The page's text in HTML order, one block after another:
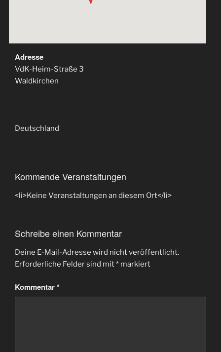
Adresse
VdK-Heim-Straße 3
Waldkirchen
Deutschland
Kommende Veranstaltungen
<li>Keine Veranstaltungen an diesem Ort</li>
Schreibe einen Kommentar
Deine E-Mail-Adresse wird nicht veröffentlicht.
Erforderliche Felder sind mit* markiert
Kommentar*